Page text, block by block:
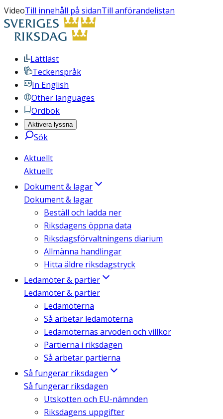
VideoTill innehåll på sidanTill anförandelistan
Lättläst
Teckenspråk
In English
Other languages
Ordbok
Aktivera lyssna
Sök
Aktuellt
Aktuellt
Dokument & lagar
Dokument & lagar
Beställ och ladda ner
Riksdagens öppna data
Riksdagsförvaltningens diarium
Allmänna handlingar
Hitta äldre riksdagstryck
Ledamöter & partier
Ledamöter & partier
Ledamöterna
Så arbetar ledamöterna
Ledamöternas arvoden och villkor
Partierna i riksdagen
Så arbetar partierna
Så fungerar riksdagen
Så fungerar riksdagen
Utskotten och EU-nämnden
Riksdagens uppgifter